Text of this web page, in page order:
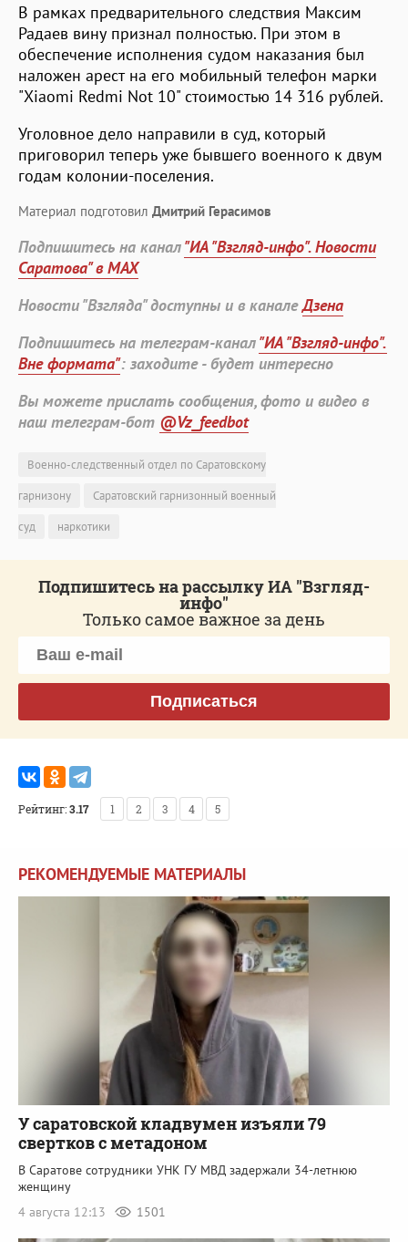
В рамках предварительного следствия Максим
Радаев вину признал полностью. При этом в
обеспечение исполнения судом наказания был
наложен арест на его мобильный телефон марки
"Xiaomi Redmi Not 10" стоимостью 14 316 рублей.
Уголовное дело направили в суд, который
приговорил теперь уже бывшего военного к двум
годам колонии-поселения.
Материал подготовил Дмитрий Герасимов
Подпишитесь на канал"ИА "Взгляд-инфо". Новости
Саратова" в MAX
Новости "Взгляда" доступны и в каналеДзена
Подпишитесь на телеграм-канал"ИА "Взгляд-инфо".
Вне формата": заходите - будет интересно
Вы можете прислать сообщения, фото и видео в
наш телеграм-бот @Vz_feedbot
Военно-следственный отдел по Саратовскому
гарнизону
Саратовский гарнизонный военный
суд
наркотики
Подпишитесь на рассылку ИА "Взгляд-
инфо"
Только самое важное за день
Подписаться
Рейтинг:3.17 1 2 3 4 5
РЕКОМЕНДУЕМЫЕ МАТЕРИАЛЫ
У саратовской кладвумен изъяли 79
свертков с метадоном
В Саратове сотрудники УНК ГУ МВД задержали 34-летнюю
женщину
4 августа 12:13
1501